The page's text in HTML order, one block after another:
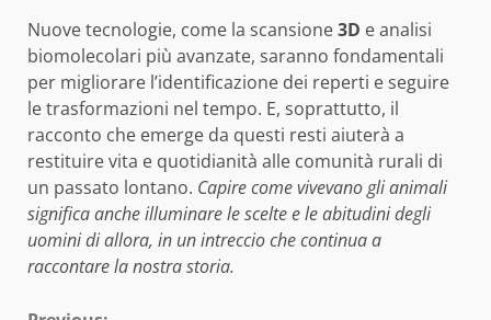
Nuove tecnologie, come la scansione3D e analisi
biomolecolari più avanzate, saranno fondamentali
per migliorare l’identificazione dei reperti e seguire
le trasformazioni nel tempo. E, soprattutto, il
racconto che emerge da questi resti aiuterà a
restituire vita e quotidianità alle comunità rurali di
un passato lontano. Capire come vivevano gli animali
significa anche illuminare le scelte e le abitudini degli
uomini di allora, in un intreccio che continua a
raccontare la nostra storia.